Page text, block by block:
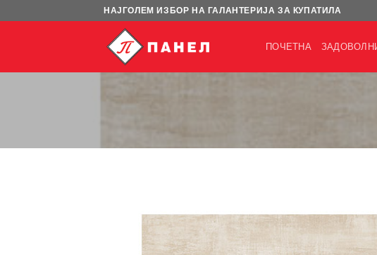
НАЈГОЛЕМ ИЗБОР НА ГАЛАНТЕРИЈА ЗА КУПАТИЛА
ПОЧЕТНА